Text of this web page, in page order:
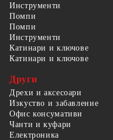
Инструменти
Помпи
Помпи
Инструменти
Катинари и ключове
Катинари и ключове
Други
Дрехи и аксесоари
Изкуство и забавление
Офис консумативи
Чанти и куфари
Електроника